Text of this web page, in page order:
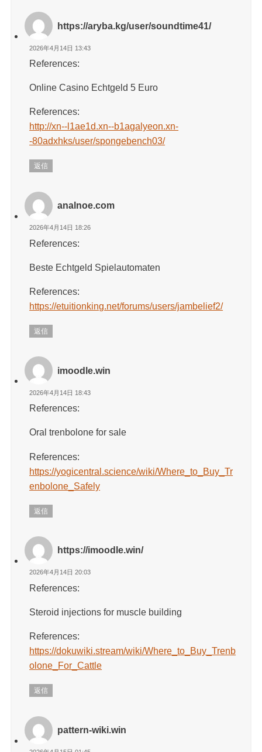
https://aryba.kg/user/soundtime41/
2026年4月14日 13:43
References:
Online Casino Echtgeld 5 Euro
References:
http://xn--l1ae1d.xn--b1agalyeon.xn-
-80adxhks/user/spongebench03/
返信
analnoe.com
2026年4月14日 18:26
References:
Beste Echtgeld Spielautomaten
References:
https://etuitionking.net/forums/users/jambelief2/
返信
imoodle.win
2026年4月14日 18:43
References:
Oral trenbolone for sale
References:
https://yogicentral.science/wiki/Where_to_Buy_Tr
enbolone_Safely
返信
https://imoodle.win/
2026年4月14日 20:03
References:
Steroid injections for muscle building
References:
https://dokuwiki.stream/wiki/Where_to_Buy_Trenb
olone_For_Cattle
返信
pattern-wiki.win